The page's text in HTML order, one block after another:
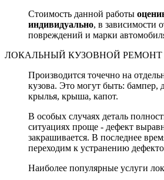
Стоимость данной работы
индивидуально, в зависимости
повреждений и марки
ЛОКАЛЬНЫЙ КУЗОВНОЙ РЕМОНТ
Производится точечно на
кузова. Это могут быть: бампер,
крылья, крыша, капот.
В особых случаях деталь
ситуациях проще - дефект
закрашивается. В последнее
переходим к устранению
Наиболее популярные услуги